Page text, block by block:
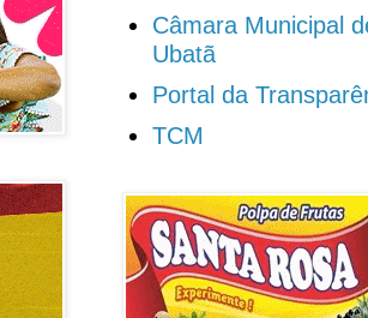
Câmara Municipal
Ubatã
Portal da
TCM